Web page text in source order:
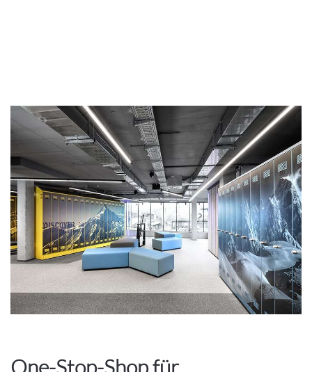
One-Stop-Shop für